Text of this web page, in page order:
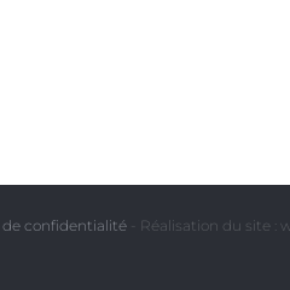
confidentialité - Réalisation du site :